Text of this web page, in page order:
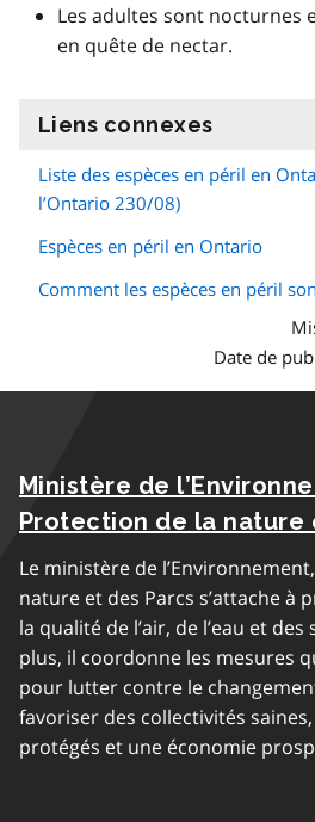
Les adultes sont nocturnes
en quête de nectar.
Liens connexes
Liste des espèces en péril en
l’Ontario 230/08)
Espèces en péril en Ontario
Comment les espèces en péril
Date de
Ministère de
Protection de la nature
Le ministère de
nature et des Parcs s’attache à
la qualité de l’air, de l’eau et des
plus, il coordonne les mesures
pour lutter contre le
favoriser des collectivités
protégés et une économie